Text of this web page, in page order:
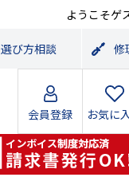
ようこそゲ
選び方相談 修
会員登録 お気に